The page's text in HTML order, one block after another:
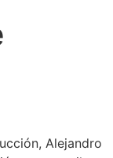
Alejandro